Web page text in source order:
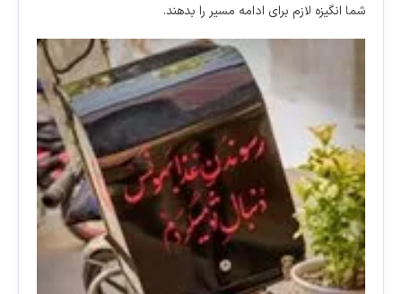
شما انگیزه لازم برای ادامه مسیر را بدهند.